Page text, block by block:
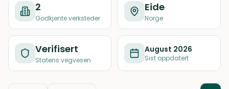
2
Godkjente verksteder
Eide
Norge
Verifisert
Statens vegvesen
August 2026
Sist oppdatert